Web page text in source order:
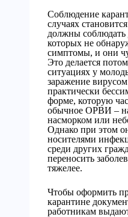
Соблюдение
случаях
должны соблюдать
которых не
симптомы, и они
Это делается
ситуациях у
заражение
практически
форме, которую
обычное ОРВИ –
насморком или
Однако при этом
носителями
среди других
переносить
тяжелее.
Чтобы оформить
карантине
работникам